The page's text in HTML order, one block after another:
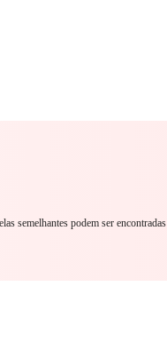
semelhantes podem ser